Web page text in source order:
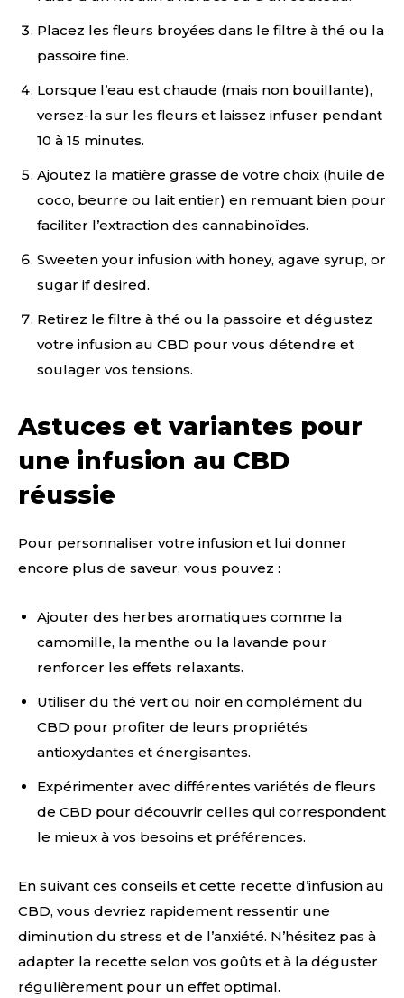
Placez les fleurs broyées dans le filtre à thé ou la
passoire fine.
Lorsque l’eau est chaude (mais non bouillante),
versez-la sur les fleurs et laissez infuser pendant
10 à 15 minutes.
Ajoutez la matière grasse de votre choix (huile de
coco, beurre ou lait entier) en remuant bien pour
faciliter l’extraction des cannabinoïdes.
Sweeten your infusion with honey, agave syrup, or
sugar if desired.
Retirez le filtre à thé ou la passoire et dégustez
votre infusion au CBD pour vous détendre et
soulager vos tensions.
Astuces et variantes pour
une infusion au CBD
réussie
Pour personnaliser votre infusion et lui donner
encore plus de saveur, vous pouvez :
Ajouter des herbes aromatiques comme la
camomille, la menthe ou la lavande pour
renforcer les effets relaxants.
Utiliser du thé vert ou noir en complément du
CBD pour profiter de leurs propriétés
antioxydantes et énergisantes.
Expérimenter avec différentes variétés de fleurs
de CBD pour découvrir celles qui correspondent
le mieux à vos besoins et préférences.
En suivant ces conseils et cette recette d’infusion au
CBD, vous devriez rapidement ressentir une
diminution du stress et de l’anxiété. N’hésitez pas à
adapter la recette selon vos goûts et à la déguster
régulièrement pour un effet optimal.